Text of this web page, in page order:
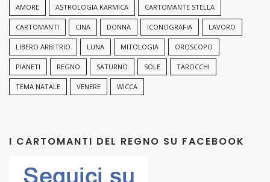
AMORE ASTROLOGIA KARMICA CARTOMANTE STELLA
CARTOMANTI CINA DONNA ICONOGRAFIA LAVORO
LIBERO ARBITRIO LUNA MITOLOGIA OROSCOPO
PIANETI REGNO SATURNO SOLE TAROCCHI
TEMA NATALE VENERE WICCA
I CARTOMANTI DEL REGNO SU FACEBOOK